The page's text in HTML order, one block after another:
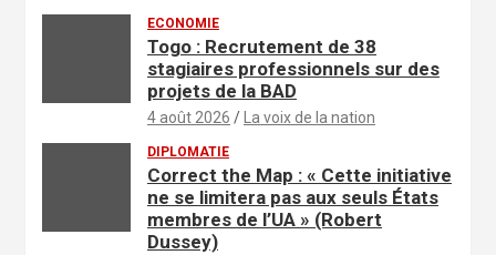
ECONOMIE
Togo : Recrutement de 38
stagiaires professionnels sur des
projets de la BAD
4 août 2026 La voix de la nation
DIPLOMATIE
Correct the Map : « Cette initiative
ne se limitera pas aux seuls États
membres de l’UA » (Robert
Dussey)